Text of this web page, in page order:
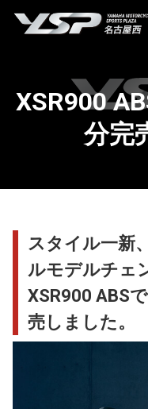
XSR900
分完
スタイル一新
ルモデルチェ
XSR900 ABS
売しました。